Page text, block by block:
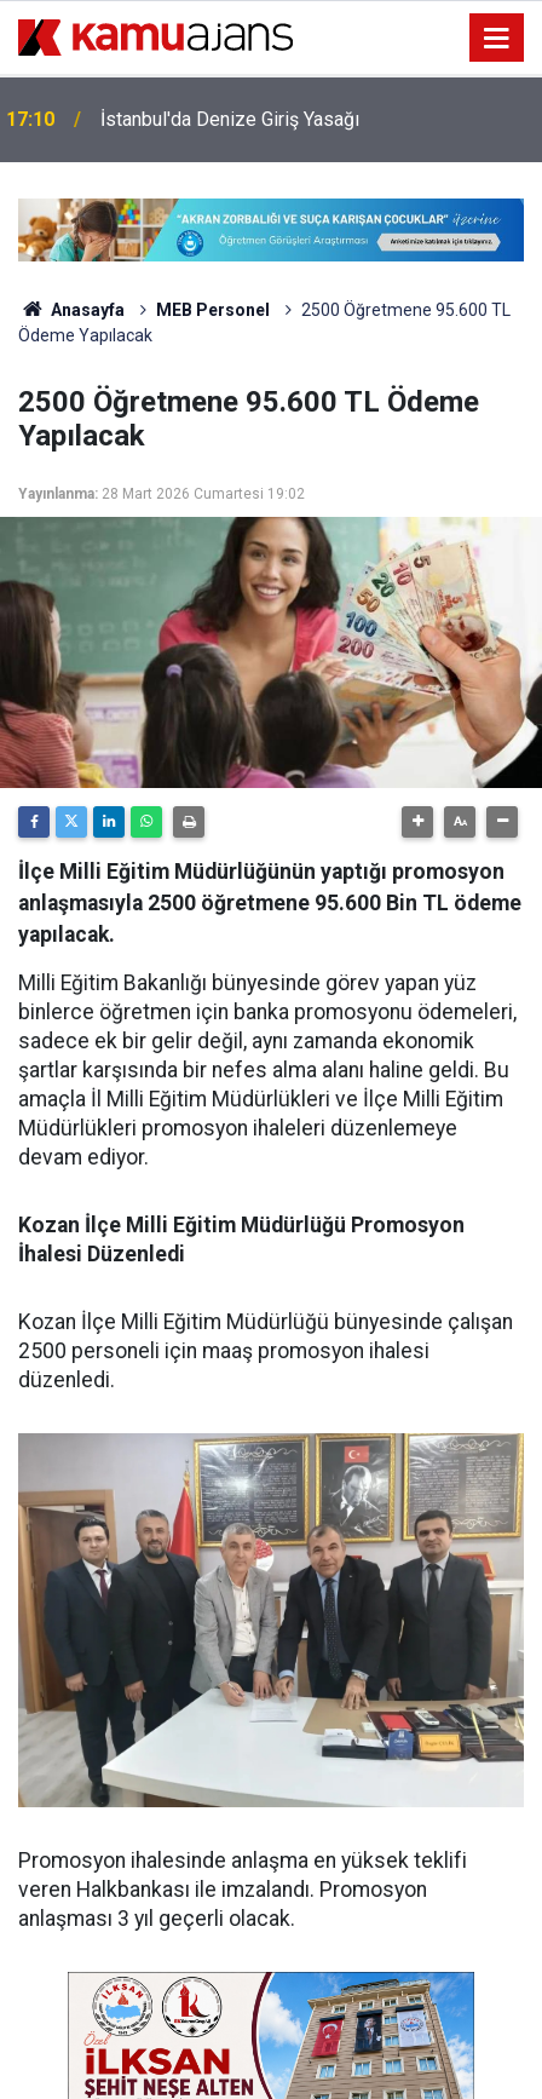
17:10 İstanbul'da Denize Giriş Yasağı
Anasayfa MEB Personel
2500 Öğretmene 95.600 TL
Ödeme Yapılacak
2500 Öğretmene 95.600 TL Ödeme
Yapılacak
Yayınlanma: 28 Mart 2026 Cumartesi 19:02
İlçe Milli Eğitim Müdürlüğünün yaptığı promosyon
anlaşmasıyla 2500 öğretmene 95.600 Bin TL ödeme
yapılacak.
Milli Eğitim Bakanlığı bünyesinde görev yapan yüz
binlerce öğretmen için banka promosyonu ödemeleri,
sadece ek bir gelir değil, aynı zamanda ekonomik
şartlar karşısında bir nefes alma alanı haline geldi. Bu
amaçla İl Milli Eğitim Müdürlükleri ve İlçe Milli Eğitim
Müdürlükleri promosyon ihaleleri düzenlemeye
devam ediyor.
Kozan İlçe Milli Eğitim Müdürlüğü Promosyon
İhalesi Düzenledi
Kozan İlçe Milli Eğitim Müdürlüğü bünyesinde çalışan
2500 personeli için maaş promosyon ihalesi
düzenledi.
Promosyon ihalesinde anlaşma en yüksek teklifi
veren Halkbankası ile imzalandı. Promosyon
anlaşması 3 yıl geçerli olacak.